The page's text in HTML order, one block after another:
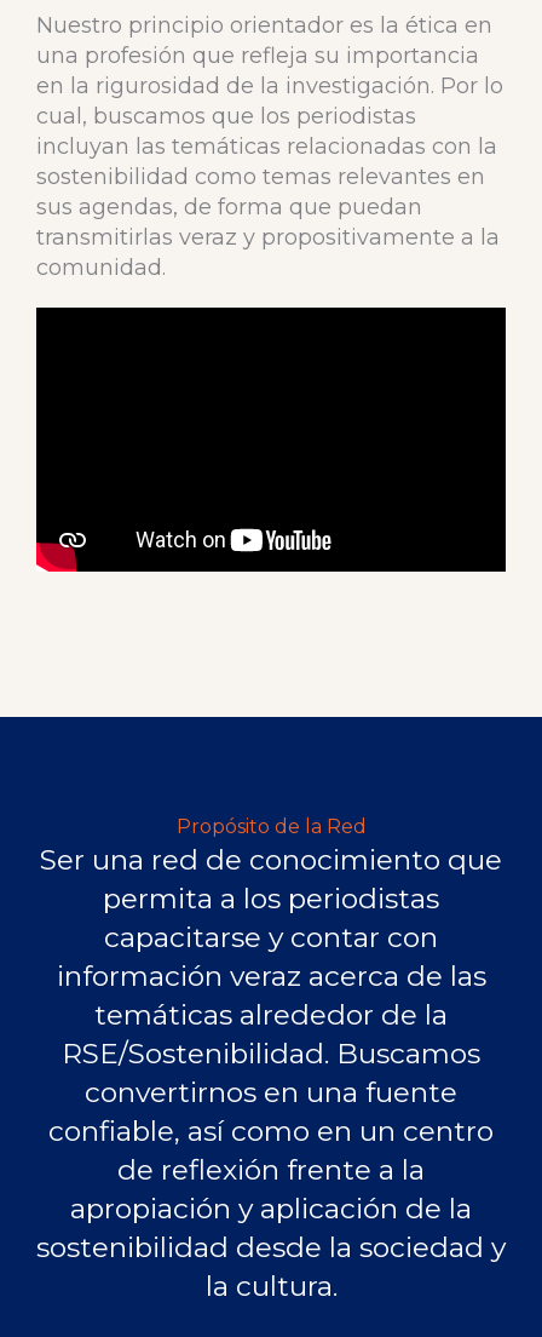
Nuestro principio orientador es la ética en
una profesión que refleja su importancia
en la rigurosidad de la investigación. Por lo
cual, buscamos que los periodistas
incluyan las temáticas relacionadas con la
sostenibilidad como temas relevantes en
sus agendas, de forma que puedan
transmitirlas veraz y propositivamente a la
comunidad.
Propósito de la Red
Ser una red de conocimiento que
permita a los periodistas
capacitarse y contar con
información veraz acerca de las
temáticas alrededor de la
RSE/Sostenibilidad. Buscamos
convertirnos en una fuente
confiable, así como en un centro
de reflexión frente a la
apropiación y aplicación de la
sostenibilidad desde la sociedad y
la cultura.